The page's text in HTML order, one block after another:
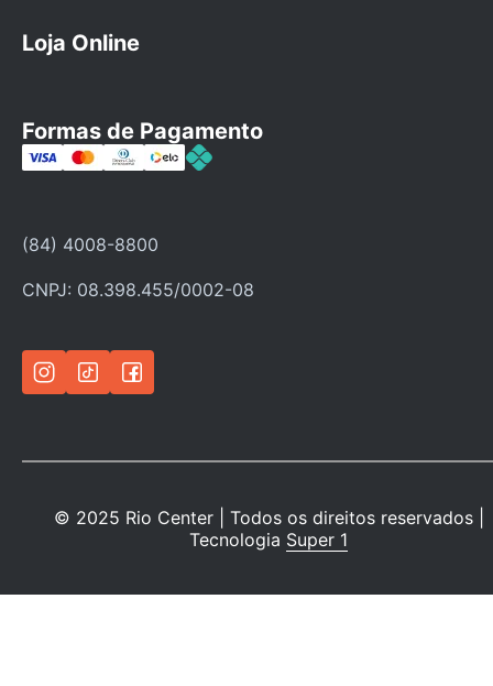
Cartão Rio Center
Dúvidas Frequentes
Loja Online
Categorias
Ofertas
Política de privacidade
Formas de Pagamento
(84) 4008-8800
CNPJ: 08.398.455/0002-08
© 2025 Rio Center | Todos os direitos reservados |
Tecnologia Super 1